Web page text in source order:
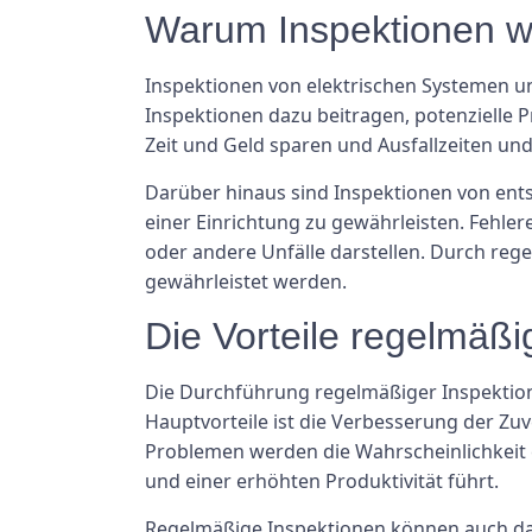
Warum Inspektionen
Inspektionen von elektrischen Systemen
Inspektionen dazu beitragen, potenzielle
Zeit und Geld sparen und Ausfallzeiten
Darüber hinaus sind Inspektionen von
einer Einrichtung zu gewährleisten.
oder andere Unfälle darstellen. Durch
gewährleistet werden.
Die Vorteile
Die Durchführung regelmäßiger
Hauptvorteile ist die Verbesserung der
Problemen werden die
und einer erhöhten Produktivität führt.